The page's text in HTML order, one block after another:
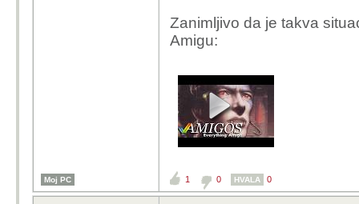
Zanimljivo da je takva
Amigu:
Moj PC 1 0 HVALA 0